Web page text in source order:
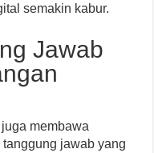
semakin kabur.
Jawab
membawa
jawab yang